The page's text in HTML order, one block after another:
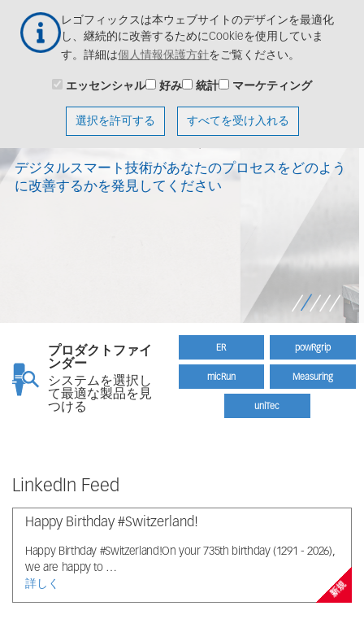
レゴフィックスは本ウェブサイトのデザインを最適化
し、継続的に改善するためにCookieを使用していま
す。詳細は個人情報保護方針をご覧ください。
エッセンシャル 好み 統計 マーケティング
選択を許可する すべてを受け入れる
動
マー
セスをどのよう
高速加工のため
ソリューション
ます。
プロダクトファイ
ンダー
システムを選択し
て最適な製品を見
つける
ER powRgrip
micRun Measuring
uniTec
LinkedIn Feed
Happy Birthday #Switzerland!
Happy Birthday #Switzerland!On your 735th birthday (1291 - 2026),
we are happy to …
詳しく
新規